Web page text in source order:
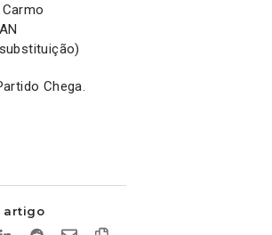
Chega.
artigo